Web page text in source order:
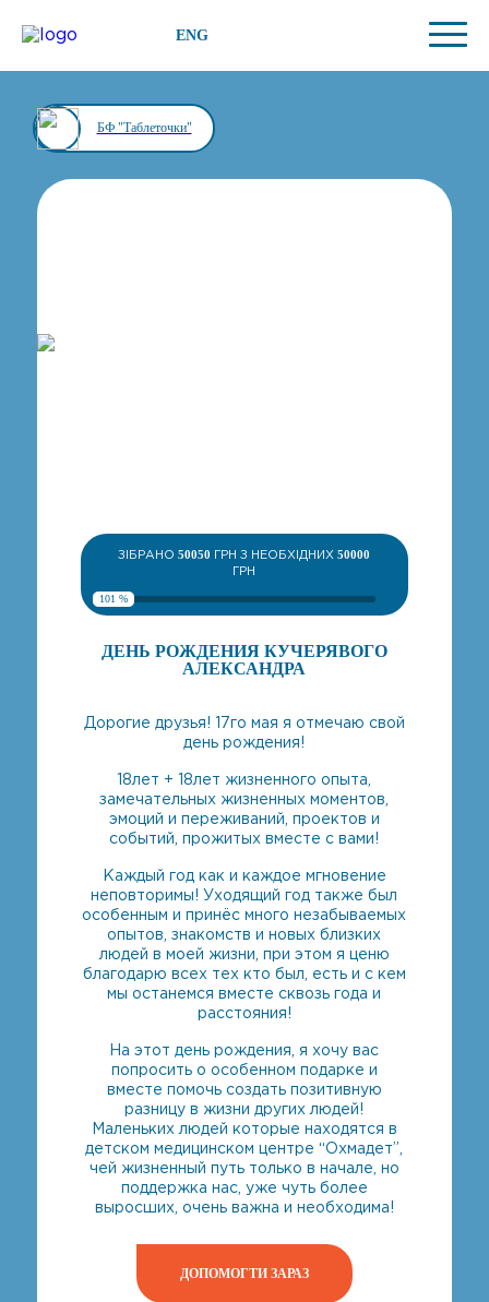
ENG
БФ "Таблеточки"
ЗІБРАНО50050 ГРН З НЕОБХІДНИХ50000
ГРН
101 %
ДЕНЬ РОЖДЕНИЯ КУЧЕРЯВОГО
АЛЕКСАНДРА
Дорогие друзья! 17го мая я отмечаю свой
день рождения!
18лет + 18лет жизненного опыта,
замечательных жизненных моментов,
эмоций и переживаний, проектов и
событий, прожитых вместе с вами!
Каждый год как и каждое мгновение
неповторимы! Уходящий год также был
особенным и принёс много незабываемых
опытов, знакомств и новых близких
людей в моей жизни, при этом я ценю
благодарю всех тех кто был, есть и с кем
мы останемся вместе сквозь года и
расстояния!
На этот день рождения, я хочу вас
попросить о особенном подарке и
вместе помочь создать позитивную
разницу в жизни других людей!
Маленьких людей которые находятся в
детском медицинском центре “Охмадет”,
чей жизненный путь только в начале, но
поддержка нас, уже чуть более
выросших, очень важна и необходима!
ДОПОМОГТИ ЗАРАЗ